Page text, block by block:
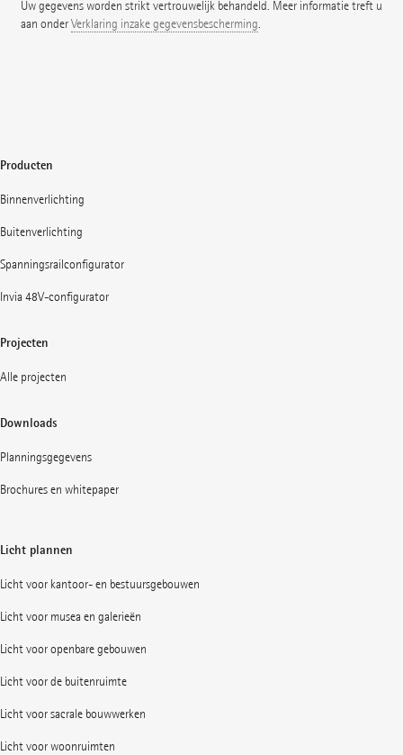
Uw gegevens worden strikt vertrouwelijk behandeld. Meer informatie treft u
aan onderVerklaring inzake gegevensbescherming.
Producten
Binnenverlichting
Buitenverlichting
Spanningsrailconfigurator
Invia 48V-configurator
Projecten
Alle projecten
Downloads
Planningsgegevens
Brochures en whitepaper
Licht plannen
Licht voor kantoor- en bestuursgebouwen
Licht voor musea en galerieën
Licht voor openbare gebouwen
Licht voor de buitenruimte
Licht voor sacrale bouwwerken
Licht voor woonruimten